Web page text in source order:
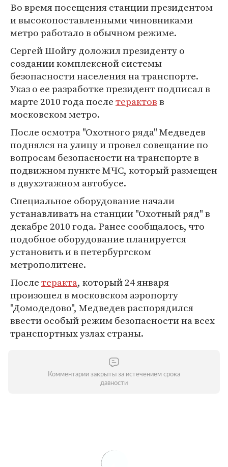
Во время посещения станции президентом
и высокопоставленными чиновниками
метро работало в обычном режиме.
Сергей Шойгу доложил президенту о
создании комплексной системы
безопасности населения на транспорте.
Указ о ее разработке президент подписал в
марте 2010 года послетерактовв
московском метро.
После осмотра "Охотного ряда" Медведев
поднялся на улицу и провел совещание по
вопросам безопасности на транспорте в
подвижном пункте МЧС, который размещен
в двухэтажном автобусе.
Специальное оборудование начали
устанавливать на станции "Охотный ряд" в
декабре 2010 года. Ранее сообщалось, что
подобное оборудование планируется
установить и в петербургском
метрополитене.
Послетеракта, который 24 января
произошел в московском аэропорту
"Домодедово", Медведев распорядился
ввести особый режим безопасности на всех
транспортных узлах страны.
Комментарии закрыты за истечением срока
давности